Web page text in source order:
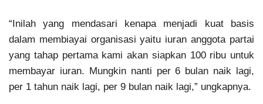
“Inilah yang mendasari kenapa menjadi kuat basis
dalam membiayai organisasi yaitu iuran anggota partai
yang tahap pertama kami akan siapkan 100 ribu untuk
membayar iuran. Mungkin nanti per 6 bulan naik lagi,
per 1 tahun naik lagi, per 9 bulan naik lagi,” ungkapnya.